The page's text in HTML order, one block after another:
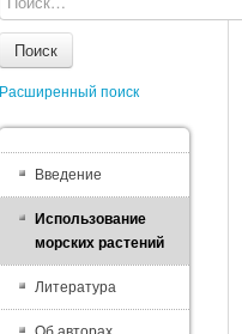
Поиск
Расширенный поиск
Введение
Использование
морских растений
Литература